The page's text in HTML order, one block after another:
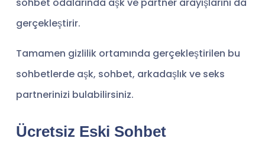
gerçekleştirir.
Tamamen gizlilik ortamında gerçekleştirilen bu
sohbetlerde aşk, sohbet, arkadaşlık ve seks
partnerinizi bulabilirsiniz.
Ücretsiz Eski Sohbet